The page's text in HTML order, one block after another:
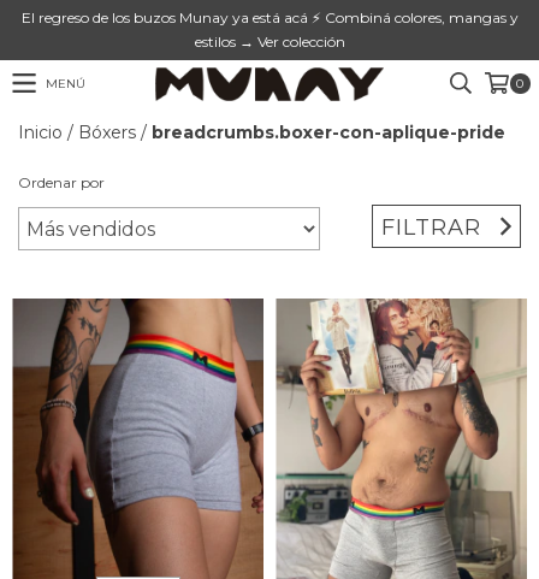
El regreso de los buzos Munay ya está acá ⚡ Combiná colores, mangas y
estilos → Ver colección
MENÚ 0
Inicio / Bóxers / breadcrumbs.boxer-con-aplique-pride
Ordenar por
FILTRAR